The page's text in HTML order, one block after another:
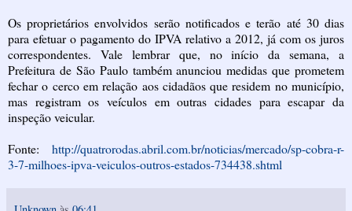
Os proprietários envolvidos serão notificados e terão até 30 dias
para efetuar o pagamento do IPVA relativo a 2012, já com os juros
correspondentes. Vale lembrar que, no início da semana, a
Prefeitura de São Paulo também anunciou medidas que prometem
fechar o cerco em relação aos cidadãos que residem no município,
mas registram os veículos em outras cidades para escapar da
inspeção veicular.
Fonte: http://quatrorodas.abril.com.br/noticias/mercado/sp-cobra-r-
3-7-milhoes-ipva-veiculos-outros-estados-734438.shtml